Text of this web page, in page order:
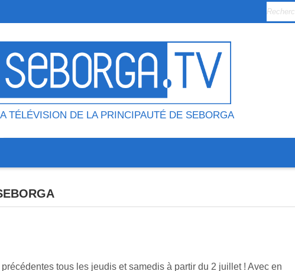
TÉLÉVISION DE LA PRINCIPAUTÉ DE SEBORGA
tous les jeudis et samedis à partir du 2 juillet ! Avec en